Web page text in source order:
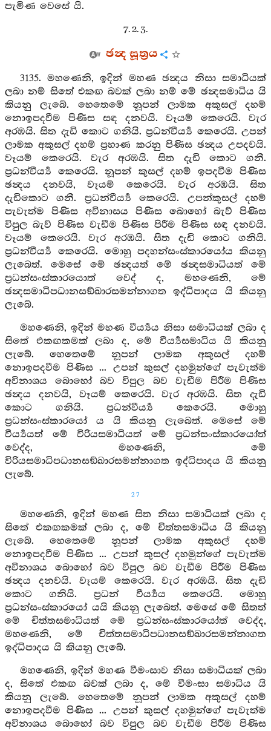
පැමිණ වෙසේ යි.
7. 2. 3.
ඡන්‍ද සූත්‍රය
3135. මහණෙනි, ඉදින් මහණ ඡන්‍දය නිසා සමාධියක්
ලබා නම් සිතේ එකඟ බවක් ලබා නම් මේ ඡන්‍දසමාධිය යි
කියනු ලැබේ. හෙතෙමේ නූපන් ලාමක අකුසල් දහම්
නොඉපදවීම පිණිස සඳ දනවයි. වෑයම් කෙරෙයි. වැර
අරඹයි. සිත දැඩි කොට ගනියි. ප්‍රධන්වීර්‍ය්‍ය කෙරෙයි. උපන්
ලාමක අකුසල් දහම් ප්‍රහාණ කරනු පිණිස ඡන්‍දය උපදවයි.
වෑයම් කෙරෙයි. වැර අරඹයි. සිත දැඩි කොට ගනී.
ප්‍රධන්වීර්‍ය්‍ය කෙරෙයි. නූපන් කුසල් දහම් ඉපදවීම පිණිස
ඡන්‍දය දනවයි, වෑයම් කෙරෙයි. වැර අරඹයි. සිත
දැඩිකොට ගනී. ප්‍රධන්වීර්‍ය්‍ය කෙරෙයි. උපන්කුසල් දහම්
පැවැත්ම පිණිස අවිනාසය පිණිස බොහෝ බැව් පිණිස
විපුල බැව් පිණිස වැඩීම පිණිස පිරීම පිණිස සඳ දනවයි.
වෑයම් කෙරෙයි. වැර අරඹයි. සිත දැඩි කොට ගනියි.
ප්‍රධන්වීර්‍ය්‍ය කෙරෙයි. මොහු පදහන්සංස්කාරයෝය කියනු
ලැබෙත්. මෙසේ මේ ඡන්‍දයත් මේ ඡන්‍දසමාධියත් මේ
ප්‍රධන්සංස්කාරයොත් වෙද් ද, මහණෙනි, මේ
ඡන්‍දසමාධිපධානසඞ්ඛාරසමන්නාගත ඉද්ධිපාදය යි කියනු
ලැබේ.
මහණෙනි, ඉදින් මහණ වීර්‍ය්‍යය නිසා සමාධියක් ලබා ද
සිතේ එකඟකමක් ලබා ද, මේ වීර්‍ය්‍යසමාධිය යි කියනු
ලැබේ. හෙතෙමේ නූපන් ලාමක අකුසල් දහම්
නොඉපදවීම පිණිස ... උපන් කුසල් දහමුන්ගේ පැවැත්ම
අවිනාශය බොහෝ බව විපුල බව වැඩීම පිරීම පිණිස
ඡන්‍දය දනවයි, වෑයම් කෙරෙයි. වැර අරඹයි. සිත දැඩි
කොට ගනියි. ප්‍රධන්වීර්‍ය්‍ය කෙරෙයි. මොහු
ප්‍රධන්සංස්කාරයෝ ය යි කියනු ලැබෙත්. මෙසේ මේ
වීර්‍ය්‍යයත් මේ විරියසමාධියත් මේ ප්‍රධන්සංස්කාරයෝත්
වෙද්ද, මහණෙනි, මේ
විරියසමාධිපධානසඞ්ඛාරසමන්නාගත ඉද්ධිපාදය යි කියනු
ලැබේ.
27
මහණෙනි, ඉදින් මහණ සිත නිසා සමාධියක් ලබා ද
සිතේ එකඟකමක් ලබා ද, මේ චිත්තසමාධිය යි කියනු
ලැබේ. හෙතෙමේ නූපන් ලාමක අකුසල් දහම්
නොඉපදවීම පිණිස ... උපන් කුසල් දහමුන්ගේ පැවැත්ම
අවිනාශය බොහෝ බව විපුල බව වැඩීම පිරීම පිණිස
ඡන්‍දය දනවයි. වෑයම් කෙරෙයි. වැර අරඹයි. සිත දැඩි
කොට ගනියි. ප්‍රධන් වීර්‍ය්‍යය කෙරෙයි. මොහු
ප්‍රධන්සංස්කාරයෝ යයි කියනු ලැබෙත්. මෙසේ මේ සිතත්
මේ චිත්තසමාධියත් මේ ප්‍රධන්සංස්කාරයෝත් වෙද්ද,
මහණෙනි, මේ චිත්තසමාධිපධානසඞ්ඛාරසමන්නාගත
ඉද්ධිපාදය යි කියනු ලැබේ.
මහණෙනි, ඉදින් මහණ වීමංසාව නිසා සමාධියක් ලබා
ද, සිතේ එකඟ බවක් ලබා ද, මේ වීමංසා සමාධිය යි
කියනු ලැබේ. හෙතෙමේ නූපන් ලාමක අකුසල් දහම්
නොඉපදවීම පිණිස ... උපන් කුසල් දහමුන්ගේ පැවැත්ම
අවිනාශය බොහෝ බව විපුල බව වැඩීම පිරීම පිණිස